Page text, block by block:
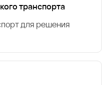
транспорта
для решения